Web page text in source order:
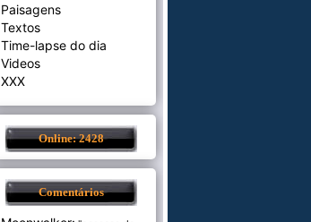
Paisagens
Textos
Time-lapse do dia
Videos
XXX
Online: 2428
Comentários